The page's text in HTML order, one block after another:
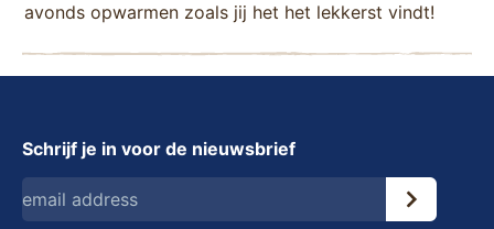
avonds opwarmen zoals jij het het lekkerst vindt!
Schrijf je in voor de nieuwsbrief